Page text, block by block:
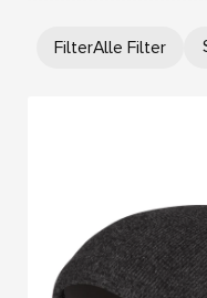
r
V
.
FilterAlle Filter